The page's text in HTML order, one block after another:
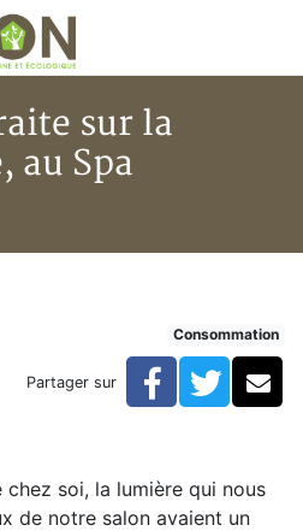
sur la
au Spa
maison saine, au Spa Eastman
sur la
Consommation
Partager sur Facebook
chez soi, la lumière qui nous
de notre salon avaient un